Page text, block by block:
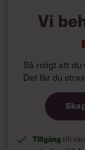
Vi
Så roligt att
Det får du
Tillgångtill